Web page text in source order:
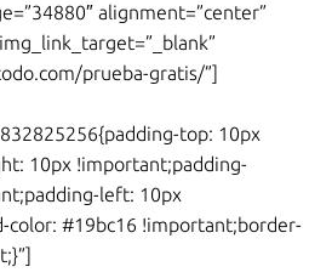
alignment=”center”
prueba-gratis/”]
top: 10px
10px !important;padding-
left: 10px
color: #19bc16 !important;border-